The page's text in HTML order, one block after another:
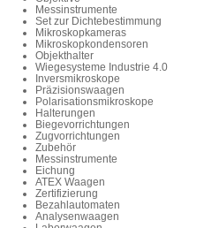
Messinstrumente
Set zur Dichtebestimmung
Mikroskopkameras
Mikroskopkondensoren
Objekthalter
Wiegesysteme Industrie 4.0
Inversmikroskope
Präzisionswaagen
Polarisationsmikroskope
Halterungen
Biegevorrichtungen
Zugvorrichtungen
Zubehör
Messinstrumente
Eichung
ATEX Waagen
Zertifizierung
Bezahlautomaten
Analysenwaagen